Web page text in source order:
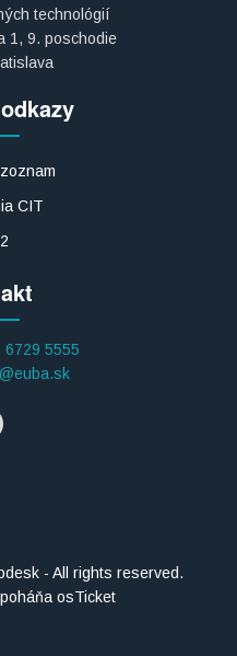
technológií
1, 9. poschodie
CIT
6729 5555
- All rights reserved.
osTicket